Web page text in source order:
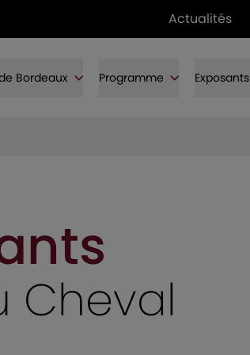
Actualités
Bordeaux Programme Exposants
Cheval